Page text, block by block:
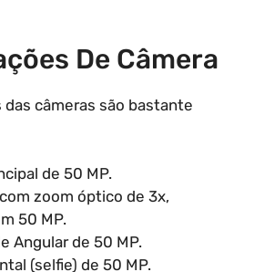
De Câmera
câmeras são bastante
de 50 MP.
zoom óptico de 3x,
50 MP.
Angular de 50 MP.
(selfie) de 50 MP.